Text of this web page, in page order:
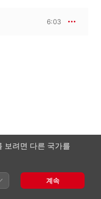
6:03
Debussy,
Night
보려면 다른 국가를
계속